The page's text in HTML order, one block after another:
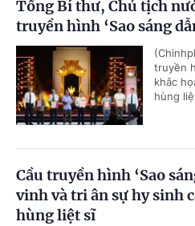
Tổng Bí thư, Chủ tịch
truyền hình ‘Sao sáng
truyền
khắc
hùng
Cầu truyền hình ‘Sao
vinh và tri ân sự hy sinh
hùng liệt sĩ